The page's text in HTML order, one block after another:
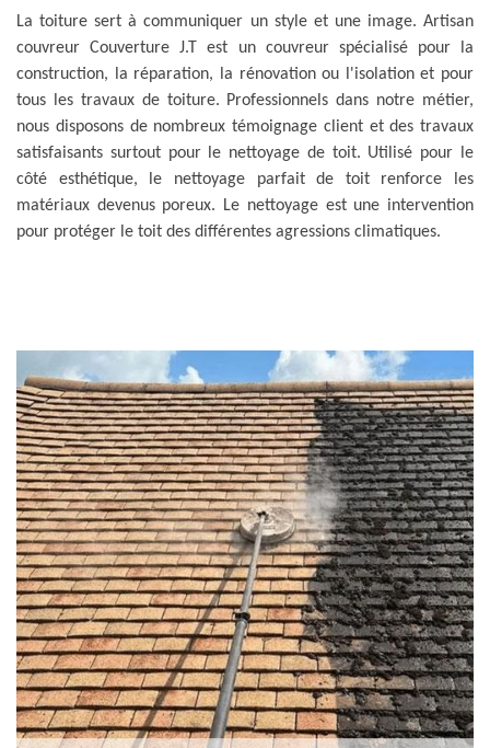
La toiture sert à communiquer un style et une image. Artisan
couvreur Couverture J.T est un couvreur spécialisé pour la
construction, la réparation, la rénovation ou l'isolation et pour
tous les travaux de toiture. Professionnels dans notre métier,
nous disposons de nombreux témoignage client et des travaux
satisfaisants surtout pour le nettoyage de toit. Utilisé pour le
côté esthétique, le nettoyage parfait de toit renforce les
matériaux devenus poreux. Le nettoyage est une intervention
pour protéger le toit des différentes agressions climatiques.